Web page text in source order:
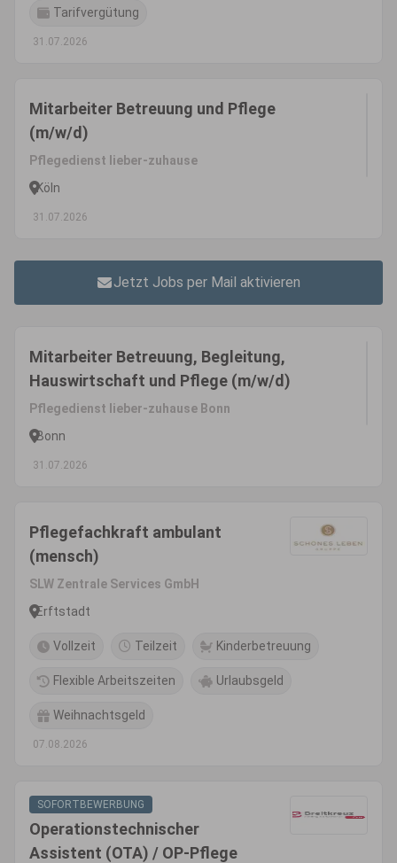
Tarifvergütung
31.07.2026
Mitarbeiter Betreuung und Pflege
(m/w/d)
Pflegedienst lieber-zuhause
Köln
31.07.2026
Jetzt Jobs per Mail aktivieren
Mitarbeiter Betreuung, Begleitung,
Hauswirtschaft und Pflege (m/w/d)
Pflegedienst lieber-zuhause Bonn
Bonn
31.07.2026
Pflegefachkraft ambulant
(mensch)
SLW Zentrale Services GmbH
Erftstadt
Vollzeit Teilzeit Kinderbetreuung
Flexible Arbeitszeiten Urlaubsgeld
Weihnachtsgeld
07.08.2026
SOFORTBEWERBUNG
Operationstechnischer
Assistent (OTA) / OP-Pflege